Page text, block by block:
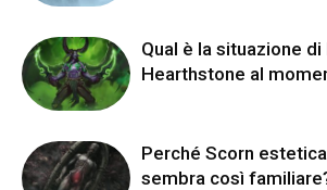
Qual è la situazione
Hearthstone al
Perché Scorn
sembra così